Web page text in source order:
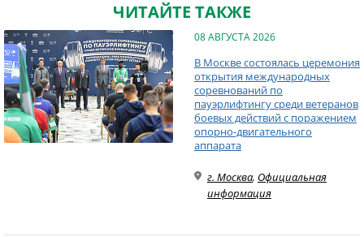
ЧИТАЙТЕ ТАКЖЕ
08 АВГУСТА 2026
В Москве состоялась церемония
открытия международных
соревнований по
пауэрлифтингу среди ветеранов
боевых действий с поражением
опорно-двигательного
аппарата
г. Москва, Официальная
информация